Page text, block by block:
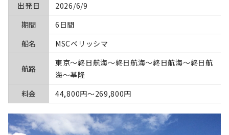
出発日
2026/6/9
期間
6日間
船名
MSCベリッシマ
航路
東京～終日航海～終日航海～終日航海～終日航
海～基隆
料金
44,800円〜269,800円